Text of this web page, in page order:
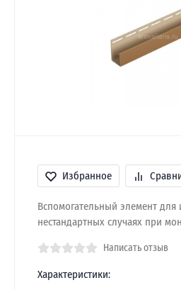
Избранное
Вспомогательный элемент для
нестандартных случаях при
Написать отзыв
Характеристики: